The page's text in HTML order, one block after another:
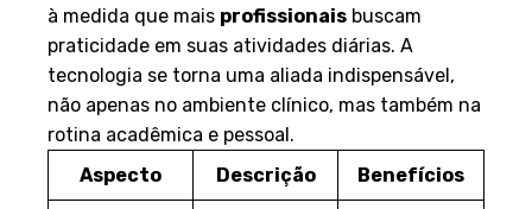
à medida que mais profissionais buscam
praticidade em suas atividades diárias. A
tecnologia se torna uma aliada indispensável,
não apenas no ambiente clínico, mas também na
rotina acadêmica e pessoal.
Aspecto
Descrição Benefícios